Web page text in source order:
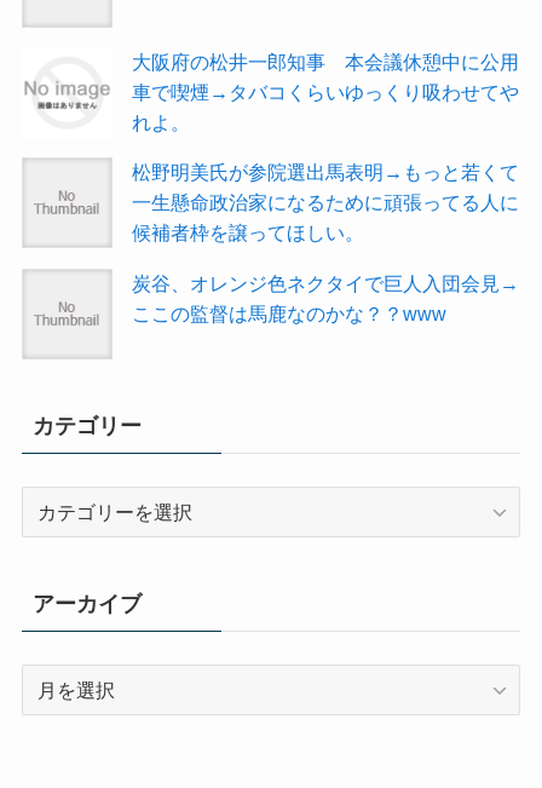
大阪府の松井一郎知事 本会議休憩中に公用
車で喫煙→タバコくらいゆっくり吸わせてや
れよ。
松野明美氏が参院選出馬表明→もっと若くて
一生懸命政治家になるために頑張ってる人に
候補者枠を譲ってほしい。
炭谷、オレンジ色ネクタイで巨人入団会見→
ここの監督は馬鹿なのかな？？www
カテゴリー
ー
アーカイブ